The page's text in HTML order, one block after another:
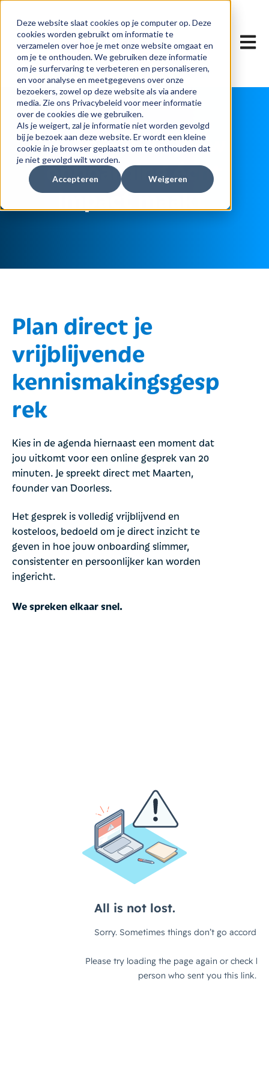
Deze website slaat cookies op je computer op. Deze
cookies worden gebruikt om informatie te
verzamelen over hoe je met onze website omgaat en
om je te onthouden. We gebruiken deze informatie
om je surfervaring te verbeteren en personaliseren,
en voor analyse en meetgegevens over onze
bezoekers, zowel op deze website als via andere
media. Zie ons Privacybeleid voor meer informatie
over de cookies die we gebruiken.
Als je weigert, zal je informatie niet worden gevolgd
bij je bezoek aan deze website. Er wordt een kleine
cookie in je browser geplaatst om te onthouden dat
je niet gevolgd wilt worden.
Accepteren
Weigeren
Ontdek hoe jouw
onboarding écht
impact maakt
Plan direct je
vrijblijvende
kennismakingsgesp
rek
Kies in de agenda hiernaast een moment dat
jou uitkomt voor een online gesprek van 20
minuten. Je spreekt direct met Maarten,
founder van Doorless.
Het gesprek is volledig vrijblijvend en
kosteloos, bedoeld om je direct inzicht te
geven in hoe jouw onboarding slimmer,
consistenter en persoonlijker kan worden
ingericht.
We spreken elkaar snel.